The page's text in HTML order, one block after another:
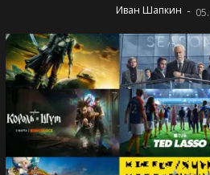
Иван Шапкин -